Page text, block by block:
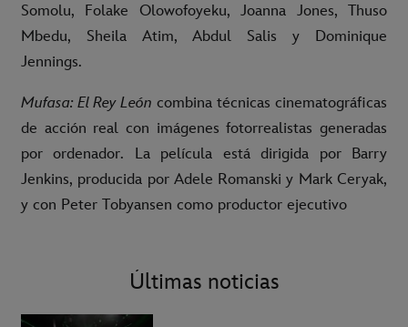
Somolu, Folake Olowofoyeku, Joanna Jones, Thuso
Mbedu, Sheila Atim, Abdul Salis y Dominique
Jennings.
Mufasa: El Rey León combina técnicas cinematográficas
de acción real con imágenes fotorrealistas generadas
por ordenador. La película está dirigida por Barry
Jenkins, producida por Adele Romanski y Mark Ceryak,
y con Peter Tobyansen como productor ejecutivo
Últimas noticias